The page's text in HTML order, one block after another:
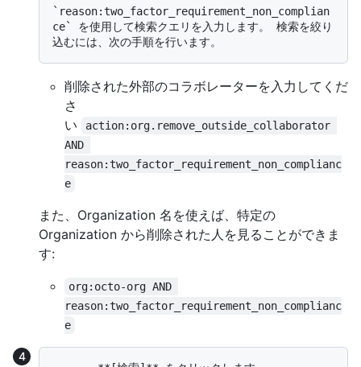
`reason:two_factor_requirement_non_complian
ce` を使用して検索クエリを入力します。 検索を絞り
削除された外部のコラボレーターを入力してくだ
さ
い
action:org.remove_outside_collaborator
AND
reason:two_factor_requirement_non_complianc
e
また、Organization 名を使えば、特定の
Organization から削除された人を見ることができま
す:
org:octo-org AND
reason:two_factor_requirement_non_complianc
e